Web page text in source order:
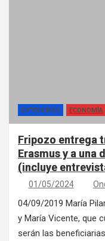
CATEGORÍAS ECONOMÍA
Fripozo entrega
Erasmus y a una
(incluye
01/05/2024
04/09/2019 María
y María Vicente, que
serán las